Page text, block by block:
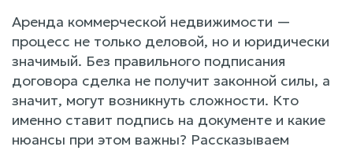
Аренда коммерческой недвижимости —
процесс не только деловой, но и юридически
значимый. Без правильного подписания
договора сделка не получит законной силы, а
значит, могут возникнуть сложности. Кто
именно ставит подпись на документе и какие
нюансы при этом важны? Рассказываем